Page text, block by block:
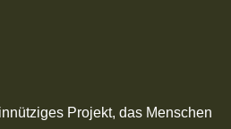
Projekt, das Menschen